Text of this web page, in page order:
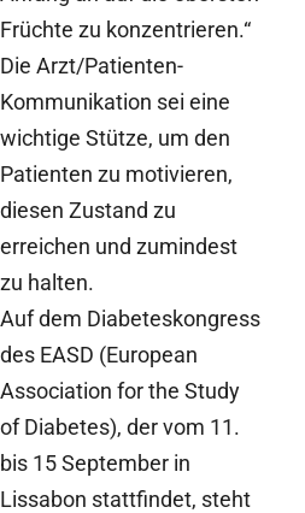
Früchte zu konzentrieren.“
Die Arzt/Patienten-
Kommunikation sei eine
wichtige Stütze, um den
Patienten zu motivieren,
diesen Zustand zu
erreichen und zumindest
zu halten.
Auf dem Diabeteskongress
des EASD (European
Association for the Study
of Diabetes), der vom 11.
bis 15 September in
Lissabon stattfindet, steht